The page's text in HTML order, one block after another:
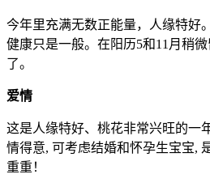
今年里充满无数正能量，人缘特好
健康只是一般。在阳历5和11月稍
了。
爱情
这是人缘特好、桃花非常兴旺的一
情得意, 可考虑结婚和怀孕生宝宝,
重重！